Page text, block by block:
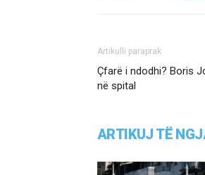
Artikulli paraprak
Çfarë i ndodhi? Boris
në spital
ARTIKUJ TË